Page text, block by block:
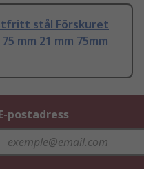
stål Förskuret
mm 21 mm 75mm
postadress